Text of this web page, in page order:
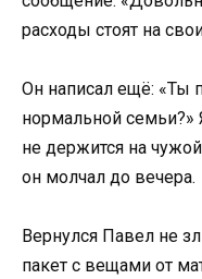
расходы стоят на
Он написал ещё: «Ты
нормальной семьи?»
не держится на
он молчал до вечера.
Вернулся Павел не
пакет с вещами от